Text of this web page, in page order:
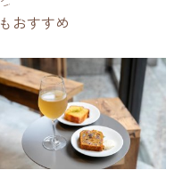
おすすめ